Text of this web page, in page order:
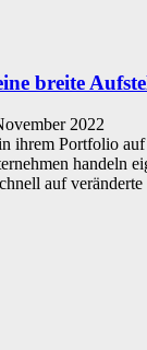
breite
2022
ihrem Portfolio
handeln
auf